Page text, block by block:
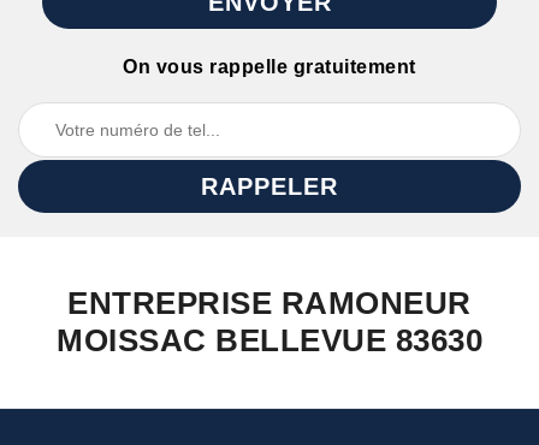
On vous rappelle gratuitement
ENTREPRISE RAMONEUR
MOISSAC BELLEVUE 83630